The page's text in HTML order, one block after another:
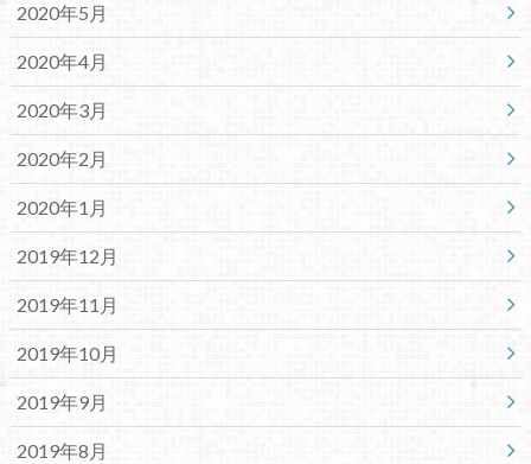
2020年5月
2020年4月
2020年3月
2020年2月
2020年1月
2019年12月
2019年11月
2019年10月
2019年9月
2019年8月